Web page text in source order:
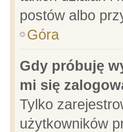
postów albo
Góra
Gdy próbuję
mi się
Tylko
użytkowników